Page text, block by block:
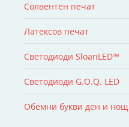
Солвентен печат
Латексов печат
Светодиоди SloanLED™
Светодиоди G.O.Q. LED
Обемни букви ден и нощ